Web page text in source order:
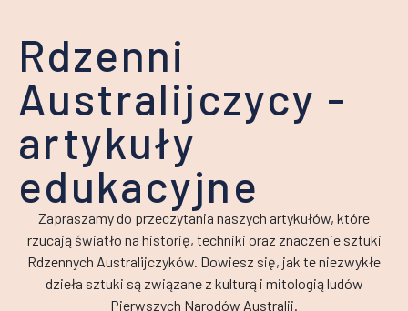
Rdzenni
Australijczycy -
artykuły
edukacyjne
Zapraszamy do przeczytania naszych artykułów, które
rzucają światło na historię, techniki oraz znaczenie sztuki
Rdzennych Australijczyków. Dowiesz się, jak te niezwykłe
dzieła sztuki są związane z kulturą i mitologią ludów
Pierwszych Narodów Australii.